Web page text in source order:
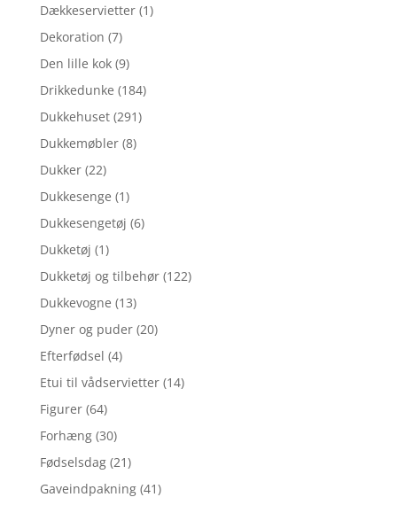
Dækkeservietter (1)
Dekoration (7)
Den lille kok (9)
Drikkedunke (184)
Dukkehuset (291)
Dukkemøbler (8)
Dukker (22)
Dukkesenge (1)
Dukkesengetøj (6)
Dukketøj (1)
Dukketøj og tilbehør (122)
Dukkevogne (13)
Dyner og puder (20)
Efterfødsel (4)
Etui til vådservietter (14)
Figurer (64)
Forhæng (30)
Fødselsdag (21)
Gaveindpakning (41)